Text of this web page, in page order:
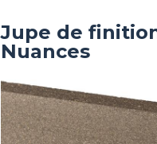
Jupe de
Nuances
Image